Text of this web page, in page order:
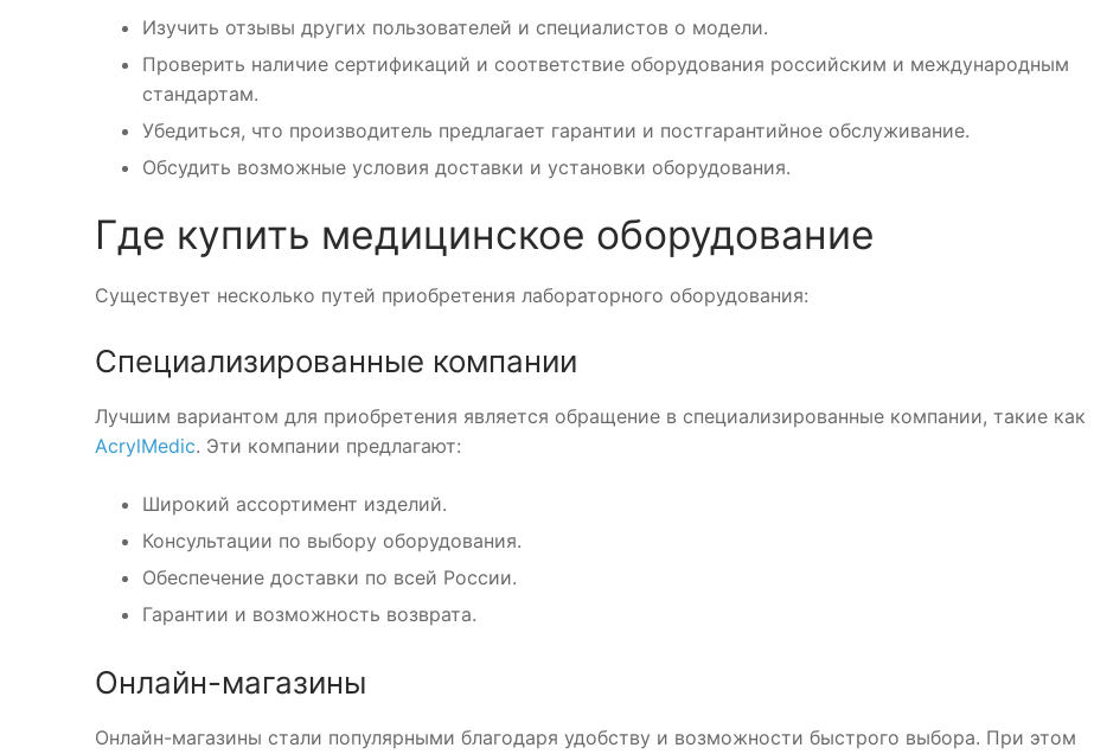
Изучить отзывы других пользователей и специалистов о модели.
Проверить наличие сертификаций и соответствие оборудования российским и международным
стандартам.
Убедиться, что производитель предлагает гарантии и постгарантийное обслуживание.
Обсудить возможные условия доставки и установки оборудования.
Где купить медицинское оборудование
Существует несколько путей приобретения лабораторного оборудования:
Специализированные компании
Лучшим вариантом для приобретения является обращение в специализированные компании, такие как
AcrylMedic. Эти компании предлагают:
Широкий ассортимент изделий.
Консультации по выбору оборудования.
Обеспечение доставки по всей России.
Гарантии и возможность возврата.
Онлайн-магазины
Онлайн-магазины стали популярными благодаря удобству и возможности быстрого выбора. При этом